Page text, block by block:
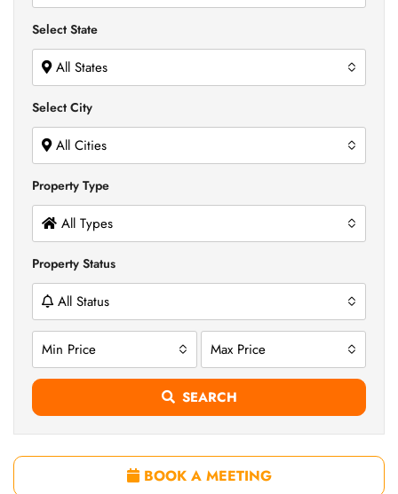
Select State
All States
Select City
All Cities
Property Type
All Types
Property Status
All Status
Min Price Max Price
SEARCH
BOOK A MEETING